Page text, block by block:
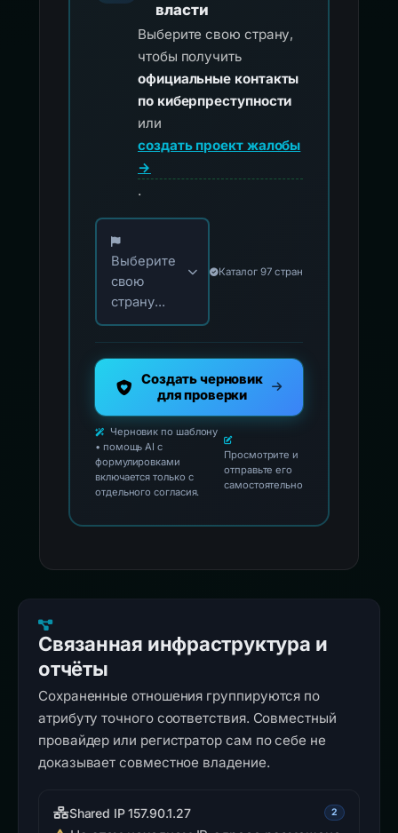
власти
Выберите свою страну,
чтобы получить
официальные контакты
по киберпреступности
или
создать проект жалобы
→
.
Выберите свою страну для официальных
Выберите
свою
страну...
Каталог 97 стран
Создать черновик
для проверки
Черновик по шаблону
• помощь AI с
формулировками
включается только с
отдельного согласия.
Просмотрите и
отправьте его
самостоятельно
Связанная инфраструктура и
отчёты
Сохраненные отношения группируются по
атрибуту точного соответствия. Совместный
провайдер или регистратор сам по себе не
доказывает совместное владение.
Shared IP 157.90.1.27 2